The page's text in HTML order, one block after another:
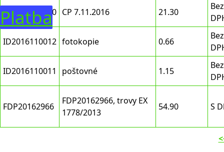
Platba
ID2016110010 CP 7.11.2016 21.30
Bez
ID2016110012 fotokopie 0.66
Bez
ID2016110011 poštovné 1.15
Bez
FDP20162966
FDP20162966, trovy EX
1778/2013
54.90 S